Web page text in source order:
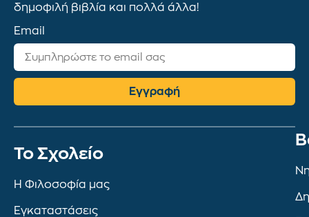
δημοφιλή βιβλία και πολλά άλλα!
Email
Εγγραφή
To Σχολείο
Η Φιλοσοφία μας
Εγκαταστάσεις